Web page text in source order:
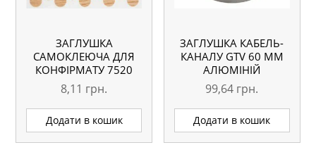
ЗАГЛУШКА
САМОКЛЕЮЧА ДЛЯ
КОНФІРМАТУ 7520
ДУБ СЕДАН
8,11 грн.
Додати в кошик
ЗАГЛУШКА КАБЕЛЬ-
КАНАЛУ GTV 60 ММ
АЛЮМІНІЙ
99,64 грн.
Додати в кошик